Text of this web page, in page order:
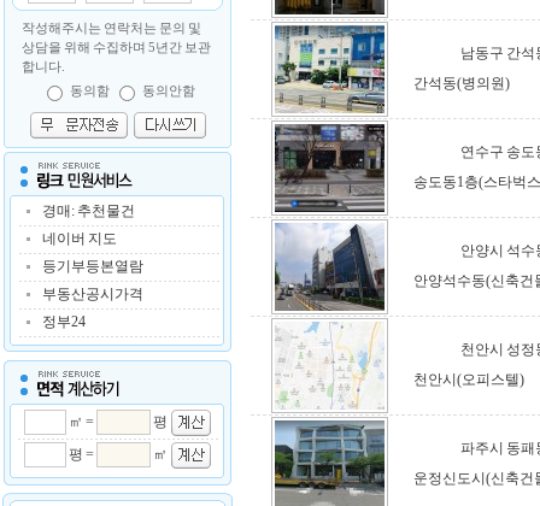
작성해주시는 연락처는 문의 및
상담을 위해 수집하며 5년간 보관
합니다.
동의함
동의안함
경매: 추천물건
네이버 지도
등기부등본열람
부동산공시가격
정부24
㎡ =
평
평 =
㎡
남동구 간석
간석동(병의원)
연수구 송도
송도동1층(스타벅
안양시 석수
안양석수동(신축건
천안시 성정
천안시(오피스텔)
파주시 동패
운정신도시(신축건